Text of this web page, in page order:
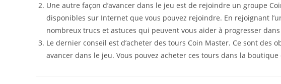
Une autre façon d’avancer dans le jeu est de rejoindre un groupe
disponibles sur Internet que vous pouvez rejoindre. En rejoignant
nombreux trucs et astuces qui peuvent vous aider à progresser
Le dernier conseil est d’acheter des tours Coin Master. Ce sont des
avancer dans le jeu. Vous pouvez acheter ces tours dans la